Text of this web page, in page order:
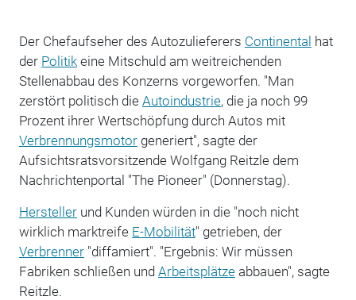
Der Chefaufseher des Autozulieferers Continental hat
der Politikeine Mitschuld am weitreichenden
Stellenabbau des Konzerns vorgeworfen. "Man
zerstört politisch die Autoindustrie, die ja noch 99
Prozent ihrer Wertschöpfung durch Autos mit
Verbrennungsmotorgeneriert", sagte der
Aufsichtsratsvorsitzende Wolfgang Reitzle dem
Nachrichtenportal "The Pioneer" (Donnerstag).
Herstellerund Kunden würden in die "noch nicht
wirklich marktreife E-Mobilität" getrieben, der
Verbrenner"diffamiert". "Ergebnis: Wir müssen
Fabriken schließen und Arbeitsplätzeabbauen", sagte
Reitzle.